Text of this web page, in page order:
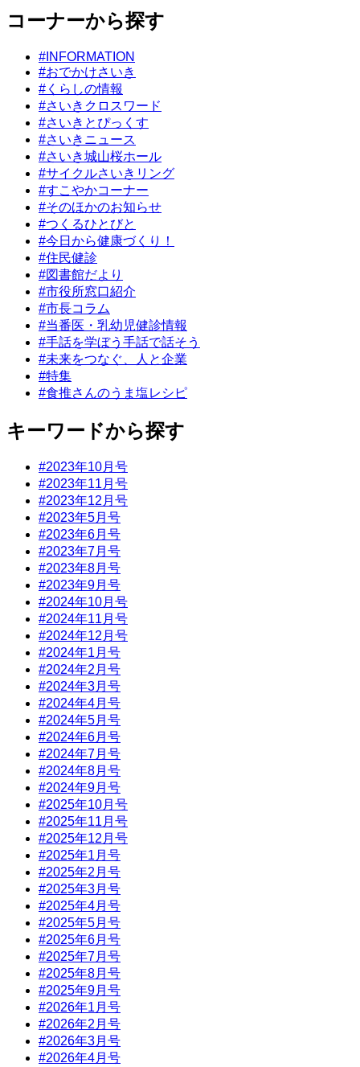
コーナーから探す
#INFORMATION
#おでかけさいき
#くらしの情報
#さいきクロスワード
#さいきとぴっくす
#さいきニュース
#さいき城山桜ホール
#サイクルさいきリング
#すこやかコーナー
#そのほかのお知らせ
#つくるひとびと
#今日から健康づくり！
#住民健診
#図書館だより
#市役所窓口紹介
#市長コラム
#当番医・乳幼児健診情報
#手話を学ぼう手話で話そう
#未来をつなぐ、人と企業
#特集
#食推さんのうま塩レシピ
キーワードから探す
#2023年10月号
#2023年11月号
#2023年12月号
#2023年5月号
#2023年6月号
#2023年7月号
#2023年8月号
#2023年9月号
#2024年10月号
#2024年11月号
#2024年12月号
#2024年1月号
#2024年2月号
#2024年3月号
#2024年4月号
#2024年5月号
#2024年6月号
#2024年7月号
#2024年8月号
#2024年9月号
#2025年10月号
#2025年11月号
#2025年12月号
#2025年1月号
#2025年2月号
#2025年3月号
#2025年4月号
#2025年5月号
#2025年6月号
#2025年7月号
#2025年8月号
#2025年9月号
#2026年1月号
#2026年2月号
#2026年3月号
#2026年4月号